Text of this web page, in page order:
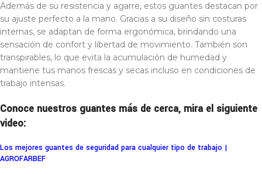
Además de su resistencia y agarre, estos guantes destacan por
su ajuste perfecto a la mano. Gracias a su diseño sin costuras
internas, se adaptan de forma ergonómica, brindando una
sensación de confort y libertad de movimiento. También son
transpirables, lo que evita la acumulación de humedad y
mantiene tus manos frescas y secas incluso en condiciones de
trabajo intensas.
Conoce nuestros guantes más de cerca, mira el siguiente
video:
Los mejores guantes de seguridad para cualquier tipo de trabajo |
AGROFARBEF